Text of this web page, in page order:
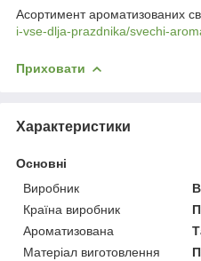
Асортимент ароматизованих
i-vse-dlja-prazdnika/svechi-
Приховати
Характеристики
Основні
Виробник
Країна виробник
Ароматизована
Матеріал виготовлення